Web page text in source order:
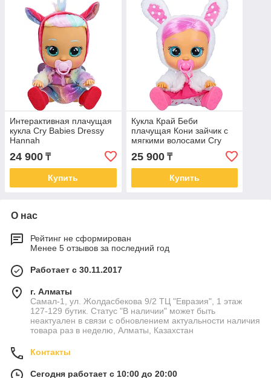
Интерактивная плачущая
кукла Cry Babies Dressy
Hannah
24 900 ₸
Купить
Кукла Край Беби
плачущая Кони зайчик с
мягкими волосами Cry
25 900₸
Купить
О нас
Рейтинг не сформирован
Менее 5 отзывов за последний год
Работает с 30.11.2017
г. Алматы
Самал-1, ул. Жолдасбекова 9/2 ТЦ "Евразия", 1 этаж
127-129 бутик. Статус "В наличии" может быть
неактуален в связи с обновлением актуальности наличия
товара раз в неделю, Алматы, Казахстан
Контакты
Сегодня работает с 10:00 до 20:00